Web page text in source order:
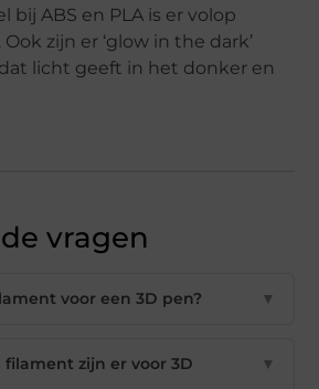
bij ABS en PLA is er volop
zijn er ‘glow in the dark’
licht geeft in het donker en
vragen
voor een 3D pen? ▼
filament zijn er voor 3D
▼